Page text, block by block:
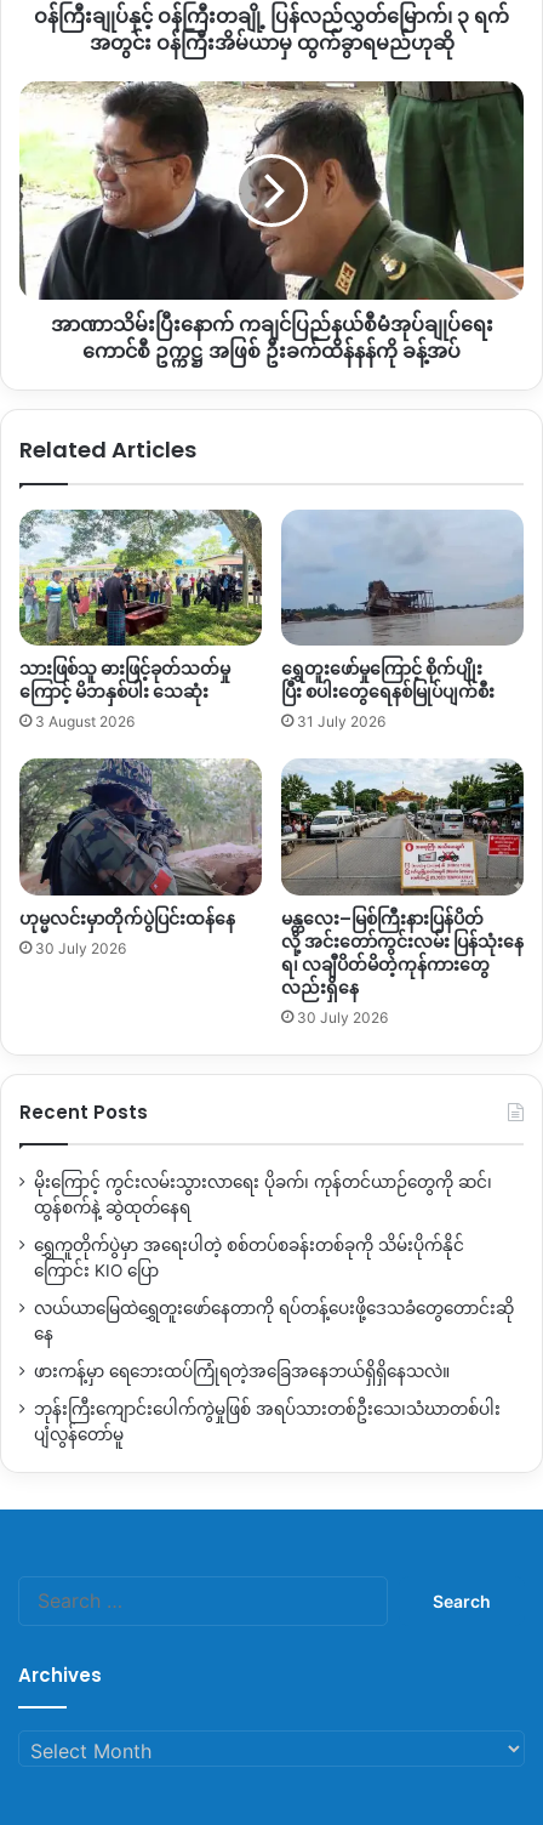
Copy URL
အတွင်း
ဝန်ကြီး
ယာ
ထွက်
ခွာ
ရ
မည်
ဟု
ဆို
ဝန်ကြီးချုပ်နှင့် ဝန်ကြီးတချို့ ပြန်လည်လွှတ်မြောက်၊ ၃ ရက်
အတွင်း ဝန်ကြီးအိမ်ယာမှ ထွက်ခွာရမည်ဟုဆို
အာဏာသိမ်း
နောက်
ကချင်ပြည်နယ်
စီမံ
အုပ်ချုပ်
ရေး
ကောင်စီ
ဥက္ကဋ္ဌ
အဖြစ်
ခန့်အပ်
အာဏာသိမ်းပြီးနောက် ကချင်ပြည်နယ်စီမံအုပ်ချုပ်ရေး
ကောင်စီ ဥက္ကဋ္ဌ အဖြစ် ဦးခက်ထိန်နန်ကို ခန့်အပ်
Related Articles
သားဖြစ်သူ ဓားဖြင့်ခုတ်သတ်မှု
ကြောင့် မိဘနှစ်ပါး သေဆုံး
3 August 2026
ရွှေတူးဖော်မှုကြောင့် စိုက်ပျိုး
ပြီး စပါးတွေရေနစ်မြုပ်ပျက်စီး
31 July 2026
ဟုမ္မလင်းမှာတိုက်ပွဲပြင်းထန်နေ
30 July 2026
မန္တလေး–မြစ်ကြီးနားပြန်ပိတ်
လို့ အင်းတော်ကွင်းလမ်း ပြန်သုံးနေ
ရ၊ လချီပိတ်မိတဲ့ကုန်ကားတွေ
လည်းရှိနေ
30 July 2026
Recent Posts
မိုးကြောင့် ကွင်းလမ်းသွားလာရေး ပိုခက်၊ ကုန်တင်ယာဉ်တွေကို ဆင်၊
ထွန်စက်နဲ့ ဆွဲထုတ်နေရ
ရွှေကူတိုက်ပွဲမှာ အရေးပါတဲ့ စစ်တပ်စခန်းတစ်ခုကို သိမ်းပိုက်နိုင်
ကြောင်း KIO ပြော
လယ်ယာမြေထဲရွှေတူးဖော်နေတာကို ရပ်တန့်ပေးဖို့ဒေသခံတွေတောင်းဆို
နေ
ဖားကန့်မှာ ရေဘေးထပ်ကြုံရတဲ့အခြေအနေဘယ်ရှိရှိနေသလဲ။
ဘုန်းကြီးကျောင်းပေါက်ကွဲမှုဖြစ် အရပ်သားတစ်ဦးသေ၊သံဃာတစ်ပါး
ပျံလွန်တော်မူ
Archives
Archives